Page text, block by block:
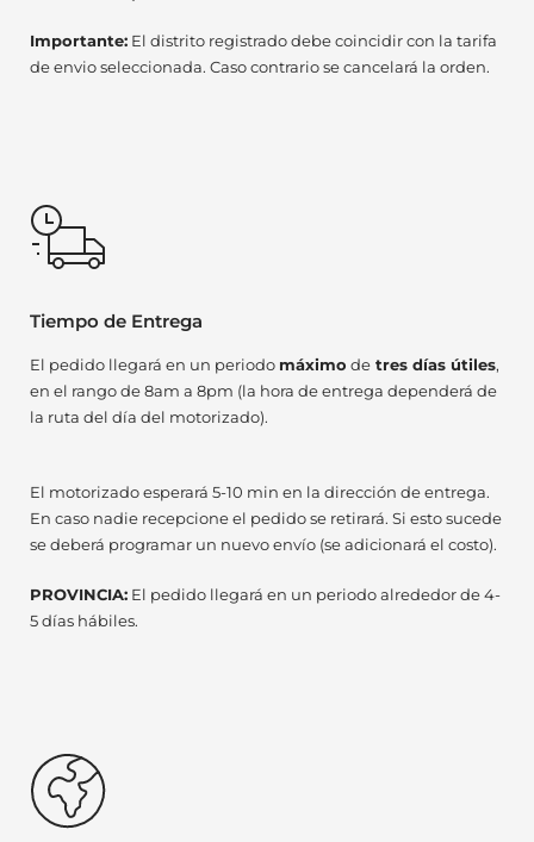
Importante: El distrito registrado debe coincidir con la tarifa
de envio seleccionada. Caso contrario se cancelará la orden.
Tiempo de Entrega
El pedido llegará en un periodo máximo de tres días útiles,
en el rango de 8am a 8pm (la hora de entrega dependerá de
la ruta del día del motorizado).
El motorizado esperará 5-10 min en la dirección de entrega.
En caso nadie recepcione el pedido se retirará. Si esto sucede
se deberá programar un nuevo envío (se adicionará el costo).
PROVINCIA: El pedido llegará en un periodo alrededor de 4-
5 días hábiles.